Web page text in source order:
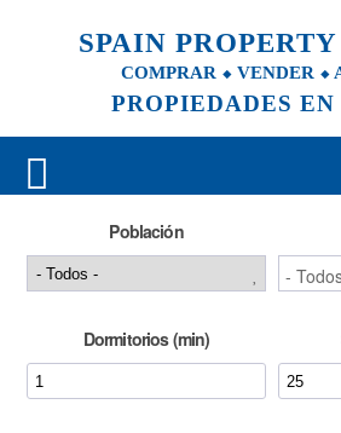
SPAIN
COMPRAR ⬥ VENDER ⬥
PROPIEDADES EN
Población
Dormitorios (min)